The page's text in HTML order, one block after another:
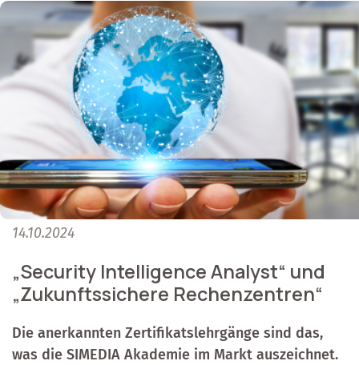
14.10.2024
„Security Intelligence Analyst“ und
„Zukunftssichere Rechenzentren“
Die anerkannten Zertifikatslehrgänge sind das,
was die SIMEDIA Akademie im Markt auszeichnet.